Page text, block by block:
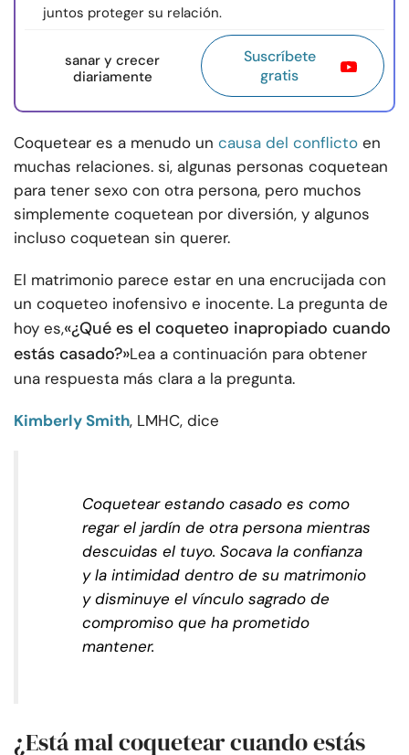
juntos proteger su relación.
sanar y crecer
diariamente
Suscríbete
gratis
Coquetear es a menudo un causa del conflicto en
muchas relaciones. si, algunas personas coquetean
para tener sexo con otra persona, pero muchos
simplemente coquetean por diversión, y algunos
incluso coquetean sin querer.
El matrimonio parece estar en una encrucijada con
un coqueteo inofensivo e inocente. La pregunta de
hoy es,«¿Qué es el coqueteo inapropiado cuando
estás casado?»Lea a continuación para obtener
una respuesta más clara a la pregunta.
Kimberly Smith, LMHC, dice
Coquetear estando casado es como
regar el jardín de otra persona mientras
descuidas el tuyo. Socava la confianza
y la intimidad dentro de su matrimonio
y disminuye el vínculo sagrado de
compromiso que ha prometido
mantener.
¿Está mal coquetear cuando estás